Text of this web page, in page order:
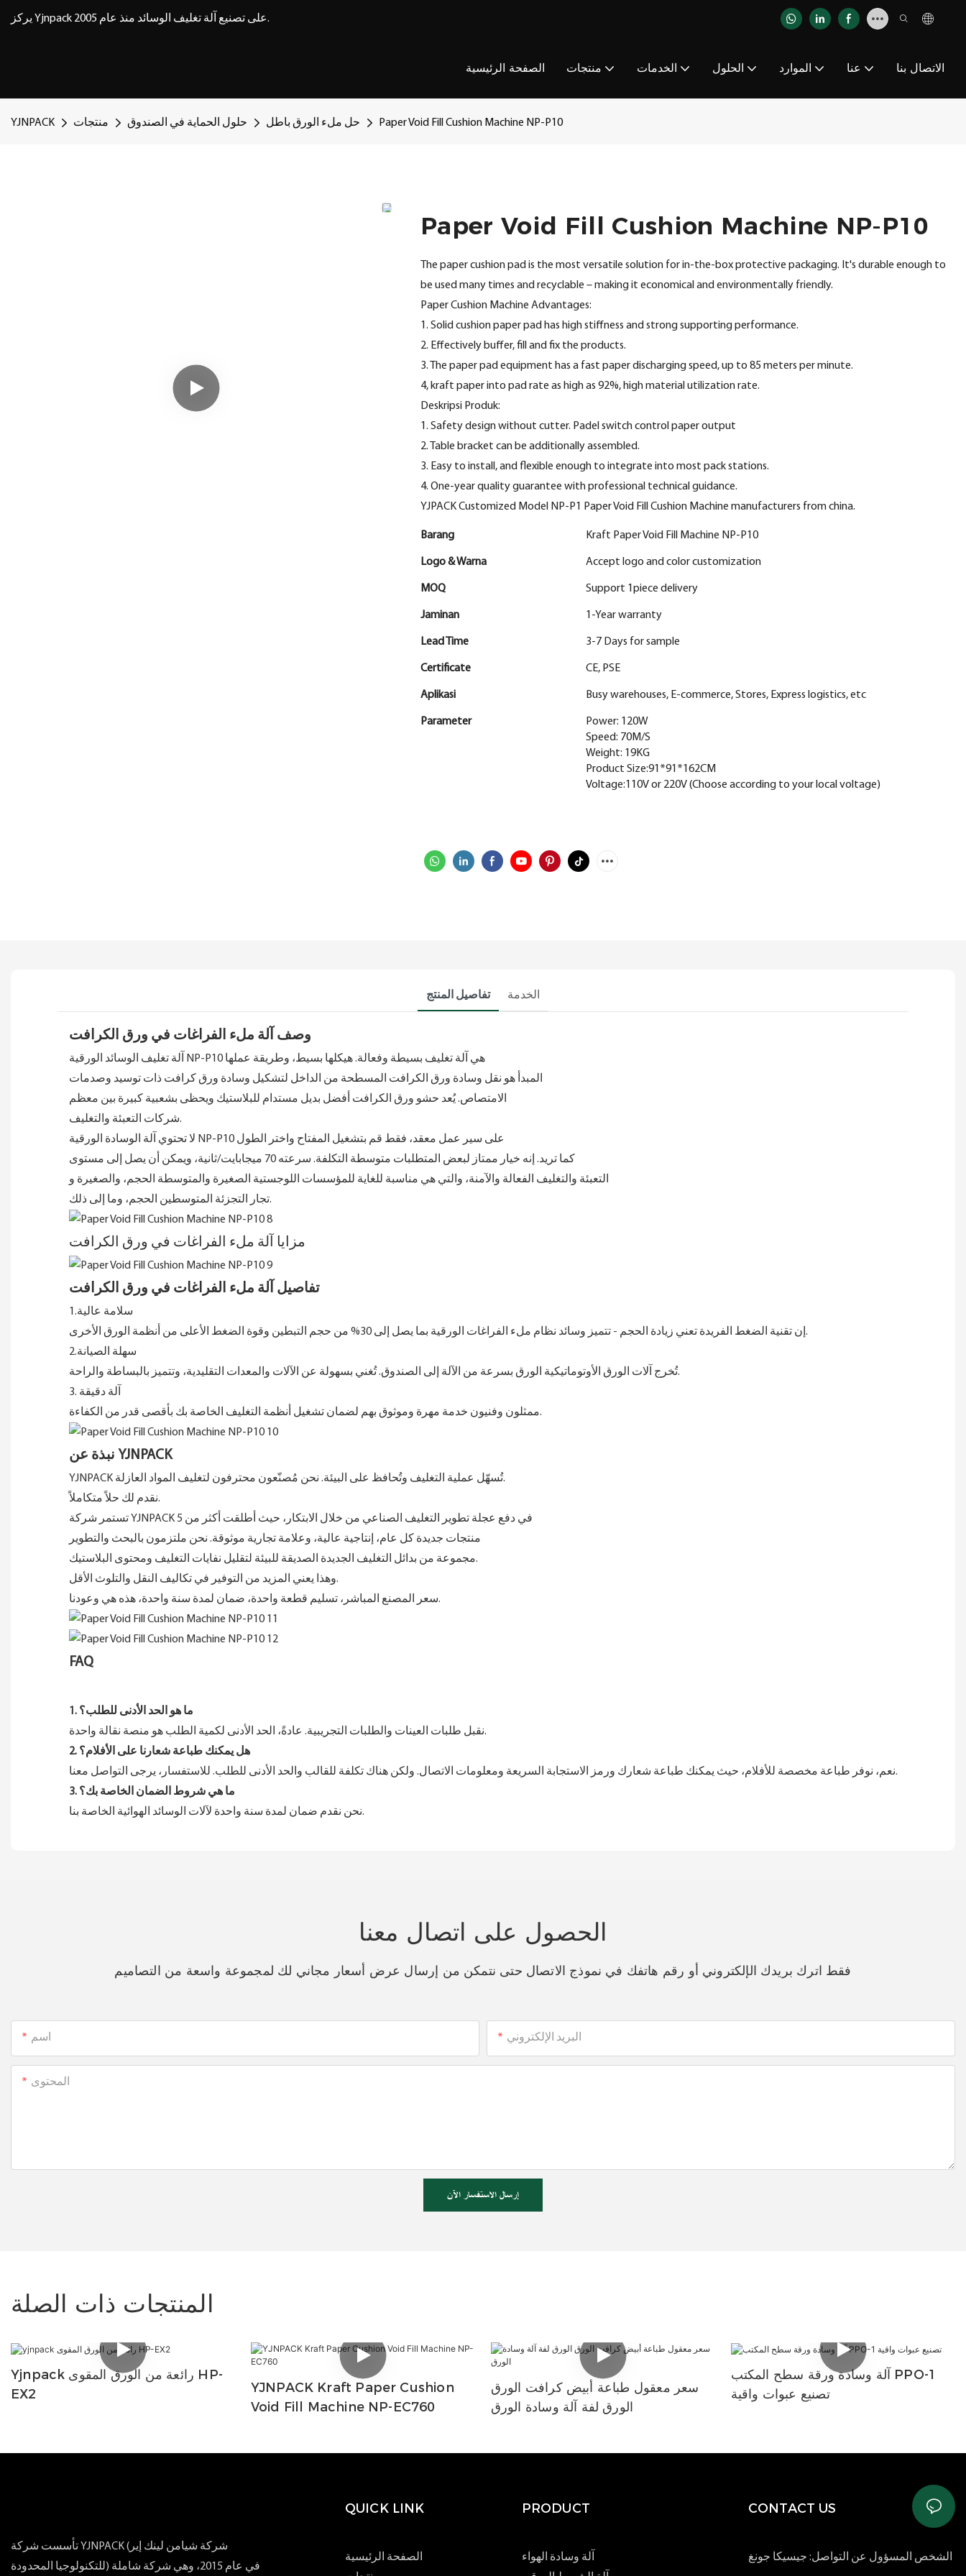
يركز Yjnpack على تصنيع آلة تغليف الوسائد منذ عام 2005.
الصفحة الرئيسية منتجات الخدمات الحلول الموارد عنا الاتصال بنا
YJNPACK منتجات حلول الحماية في الصندوق حل ملء الورق باطل Paper Void Fill Cushion Machine NP-P10
Paper Void Fill Cushion Machine NP-P10
The paper cushion pad is the most versatile solution for in-the-box protective packaging. It's durable enough to
be used many times and recyclable – making it economical and environmentally friendly.
Paper Cushion Machine Advantages:
1. Solid cushion paper pad has high stiffness and strong supporting performance.
2. Effectively buffer, fill and fix the products.
3. The paper pad equipment has a fast paper discharging speed, up to 85 meters per minute.
4, kraft paper into pad rate as high as 92%, high material utilization rate.
Deskripsi Produk:
1. Safety design without cutter. Padel switch control paper output
2. Table bracket can be additionally assembled.
3. Easy to install, and flexible enough to integrate into most pack stations.
4. One-year quality guarantee with professional technical guidance.
YJPACK Customized Model NP-P1 Paper Void Fill Cushion Machine manufacturers from china.
Barang Kraft Paper Void Fill Machine NP-P10
Logo & Warna Accept logo and color customization
MOQ Support 1piece delivery
Jaminan 1-Year warranty
Lead Time 3-7 Days for sample
Certificate CE, PSE
Aplikasi Busy warehouses, E-commerce, Stores, Express logistics, etc
Parameter
Power: 120W
Speed: 70M/S
Weight: 19KG
Product Size:91*91*162CM
Voltage:110V or 220V (Choose according to your local voltage)
تفاصيل المنتج الخدمة
وصف آلة ملء الفراغات في ورق الكرافت
آلة تغليف الوسائد الورقية NP-P10 هي آلة تغليف بسيطة وفعالة. هيكلها بسيط، وطريقة عملها
المبدأ هو نقل وسادة ورق الكرافت المسطحة من الداخل لتشكيل وسادة ورق كرافت ذات توسيد وصدمات
الامتصاص. يُعد حشو ورق الكرافت أفضل بديل مستدام للبلاستيك ويحظى بشعبية كبيرة بين معظم
شركات التعبئة والتغليف.
لا تحتوي آلة الوسادة الورقية NP-P10 على سير عمل معقد، فقط قم بتشغيل المفتاح واختر الطول
كما تريد. إنه خيار ممتاز لبعض المتطلبات متوسطة التكلفة. سرعته 70 ميجابايت/ثانية، ويمكن أن يصل إلى مستوى
التعبئة والتغليف الفعالة والآمنة، والتي هي مناسبة للغاية للمؤسسات اللوجستية الصغيرة والمتوسطة الحجم، والصغيرة و
تجار التجزئة المتوسطين الحجم، وما إلى ذلك.
مزايا آلة ملء الفراغات في ورق الكرافت
تفاصيل آلة ملء الفراغات في ورق الكرافت
1.سلامة عالية
إن تقنية الضغط الفريدة تعني زيادة الحجم - تتميز وسائد نظام ملء الفراغات الورقية بما يصل إلى 30% من حجم التبطين وقوة الضغط الأعلى من أنظمة الورق الأخرى.
2.سهلة الصيانة
تُخرج آلات الورق الأوتوماتيكية الورق بسرعة من الآلة إلى الصندوق. تُغني بسهولة عن الآلات والمعدات التقليدية، وتتميز بالبساطة والراحة.
3. آلة دقيقة
ممثلون وفنيون خدمة مهرة وموثوق بهم لضمان تشغيل أنظمة التغليف الخاصة بك بأقصى قدر من الكفاءة.
نبذة عن YJNPACK
YJNPACK تُسهّل عملية التغليف وتُحافظ على البيئة. نحن مُصنّعون محترفون لتغليف المواد العازلة.
نقدم لك حلاً متكاملاً.
تستمر شركة YJNPACK في دفع عجلة تطوير التغليف الصناعي من خلال الابتكار، حيث أطلقت أكثر من 5
منتجات جديدة كل عام، إنتاجية عالية، وعلامة تجارية موثوقة. نحن ملتزمون بالبحث والتطوير
مجموعة من بدائل التغليف الجديدة الصديقة للبيئة لتقليل نفايات التغليف ومحتوى البلاستيك.
وهذا يعني المزيد من التوفير في تكاليف النقل والتلوث الأقل.
سعر المصنع المباشر، تسليم قطعة واحدة، ضمان لمدة سنة واحدة، هذه هي وعودنا.
FAQ
1. ما هو الحد الأدنى للطلب؟
نقبل طلبات العينات والطلبات التجريبية. عادةً، الحد الأدنى لكمية الطلب هو منصة نقالة واحدة.
2. هل يمكنك طباعة شعارنا على الأفلام؟
نعم، نوفر طباعة مخصصة للأفلام، حيث يمكنك طباعة شعارك ورمز الاستجابة السريعة ومعلومات الاتصال. ولكن هناك تكلفة للقالب والحد الأدنى للطلب. للاستفسار، يرجى التواصل معنا.
3. ما هي شروط الضمان الخاصة بك؟
نحن نقدم ضمان لمدة سنة واحدة لآلات الوسائد الهوائية الخاصة بنا.
الحصول على اتصال معنا
فقط اترك بريدك الإلكتروني أو رقم هاتفك في نموذج الاتصال حتى نتمكن من إرسال عرض أسعار مجاني لك لمجموعة واسعة من التصاميم
اسم البريد الإلكتروني
المحتوى
إرسال الاستفسار الآن
المنتجات ذات الصلة
Yjnpack رائعة من الورق المقوى HP-
EX2
YJNPACK Kraft Paper Cushion
Void Fill Machine NP-EC760
سعر معقول طباعة أبيض كرافت الورق
الورق لفة آلة وسادة الورق
آلة وسادة ورقة سطح المكتب PPO-1
تصنيع عبوات واقية
تأسست شركة YJNPACK (شركة شيامن لينك إير
للتكنولوجيا المحدودة) في عام 2015، وهي شركة شاملة
QUICK LINK
الصفحة الرئيسية
PRODUCT
آلة وسادة الهواء
CONTACT US
الشخص المسؤول عن التواصل: جيسيكا جونغ